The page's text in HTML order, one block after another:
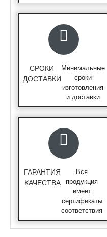
СРОКИ
ДОСТАВКИ
Минимальные
сроки
изготовления
и доставки
ГАРАНТИЯ
КАЧЕСТВА
Вся
продукция
имеет
сертификаты
соответствия